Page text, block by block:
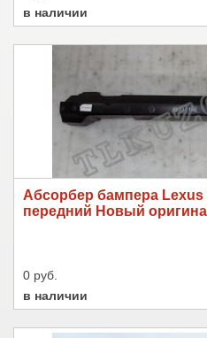
в наличии
Абсорбер бампера Lexus
передний Новый
0 руб.
в наличии